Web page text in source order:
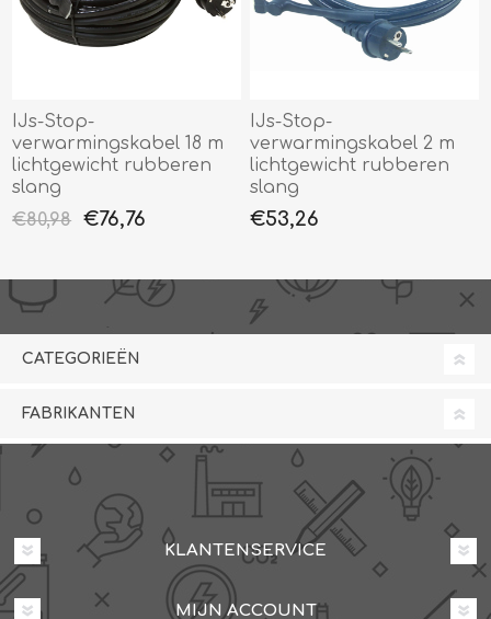
IJs-Stop-
verwarmingskabel 18 m
lichtgewicht rubberen
slang
€80,98
€76,76
IJs-Stop-
verwarmingskabel 2 m
lichtgewicht rubberen
slang
€53,26
CATEGORIEËN
FABRIKANTEN
KLANTENSERVICE
MIJN ACCOUNT